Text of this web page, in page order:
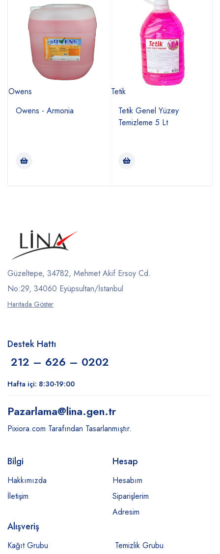
Owens
Owens - Armonia
Tetik
Tetik Genel Yüzey
Temizleme 5 Lt
Güzeltepe, 34782, Mehmet Akif Ersoy Cd.
No:29, 34060 Eyüpsultan/İstanbul
Haritada Göster
Destek Hattı
212 – 626 – 0202
Hafta içi: 8:30-19:00
Pazarlama@lina.gen.tr
Pixiora.com Tarafından Tasarlanmıştır.
Bilgi
Hakkımızda
İletişim
Hesap
Hesabım
Siparişlerim
Adresim
Alışveriş
Kağıt Grubu Temizlik Grubu